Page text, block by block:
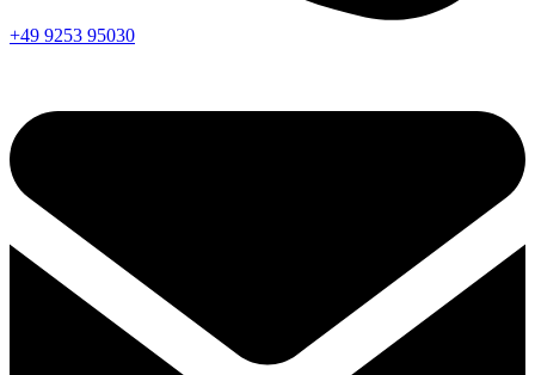
+49 9253 95030